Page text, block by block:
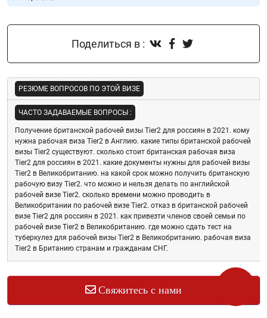
Поделиться в :
РЕЗЮМЕ ВОПРОСОВ ПО ЭТОЙ ВИЗЕ
ЧАСТО ЗАДАВАЕМЫЕ ВОПРОСЫ :
Получение британской рабочей визы Tier2 для россиян в 2021. кому
нужна рабочая виза Tier2 в Англию. какие типы британской рабочей
визы Tier2 существуют. сколько стоит британская рабочая виза
Tier2 для россиян в 2021. какие документы нужны для рабочей визы
Tier2 в Великобританию. на какой срок можно получить британскую
рабочую визу Tier2. что можно и нельзя делать по английской
рабочей визе Tier2. сколько времени можно проводить в
Великобритании по рабочей визе Tier2. отказ в британской рабочей
визе Tier2 для россиян в 2021. как привезти членов своей семьи по
рабочей визе Tier2 в Великобританию. где можно сдать тест на
туберкулез для рабочей визы Tier2 в Великобританию. рабочая виза
Tier2 в Британию странам и гражданам СНГ.
Свяжитесь с нами